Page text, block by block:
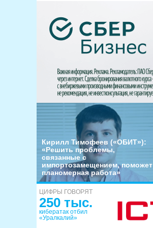
Кирилл Тимофеев («ОБИТ»):
«Решить проблемы,
связанные с
импортозамещением, поможет
планомерная работа»
ЦИФРЫ ГОВОРЯТ
250 тыс.
кибератак отбил
«Уралкалий»